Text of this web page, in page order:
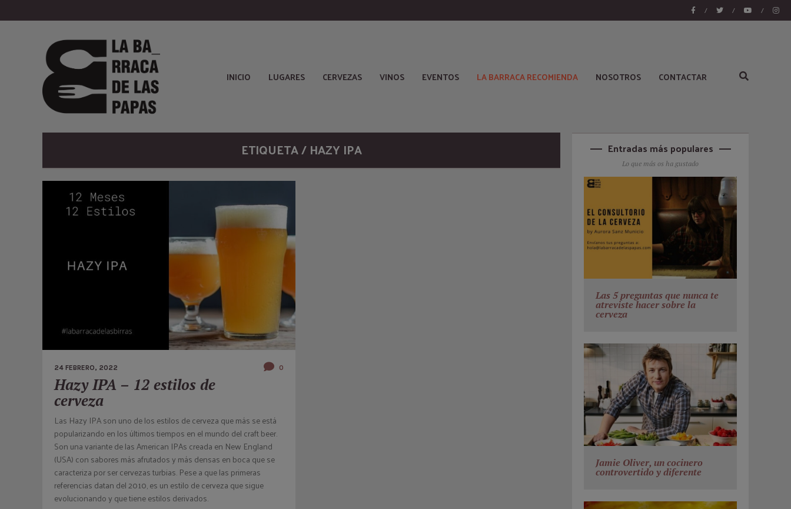
/ / /
INICIO LUGARES CERVEZAS VINOS EVENTOS LA BARRACA RECOMIENDA NOSOTROS CONTACTAR
ETIQUETA / HAZY IPA
24 FEBRERO, 2022 0
Hazy IPA – 12 estilos de
cerveza
Las Hazy IPA son uno de los estilos de cerveza que más se está
popularizando en los últimos tiempos en el mundo del craft beer.
Son una variante de las American IPAs creada en New England
(USA) con sabores más afrutados y más densas en boca que se
caracteriza por ser cervezas turbias. Pese a que las primeras
referencias datan del 2010, es un estilo de cerveza que sigue
evolucionando y que tiene estilos derivados.
Entradas más populares
Lo que más os ha gustado
Las 5 preguntas que nunca te
atreviste hacer sobre la
cerveza
Jamie Oliver, un cocinero
controvertido y diferente